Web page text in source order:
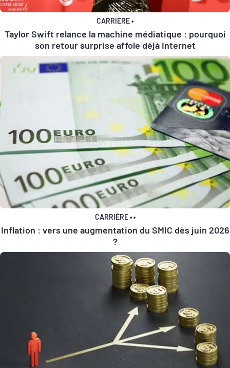
CARRIÈRE•
Taylor Swift relance la machine médiatique : pourquoi
son retour surprise affole déjà Internet
CARRIÈRE••
Inflation : vers une augmentation du SMIC dès juin 2026
?